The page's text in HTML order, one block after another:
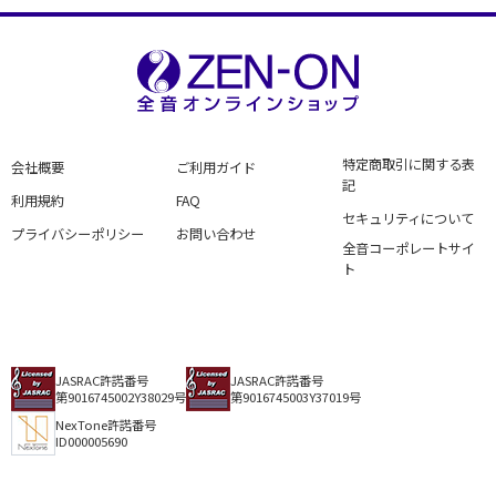
会社概要
利用規約
プライバシーポリシー
ご利用ガイド
FAQ
お問い合わせ
特定商取引に関する表
記
セキュリティについて
全音コーポレートサイ
ト
JASRAC許諾番号
第9016745002Y38029号
JASRAC許諾番号
第9016745003Y37019号
NexTone許諾番号
ID000005690